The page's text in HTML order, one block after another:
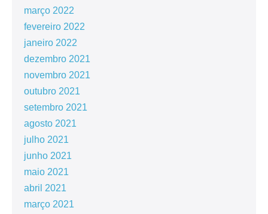
março 2022
fevereiro 2022
janeiro 2022
dezembro 2021
novembro 2021
outubro 2021
setembro 2021
agosto 2021
julho 2021
junho 2021
maio 2021
abril 2021
março 2021